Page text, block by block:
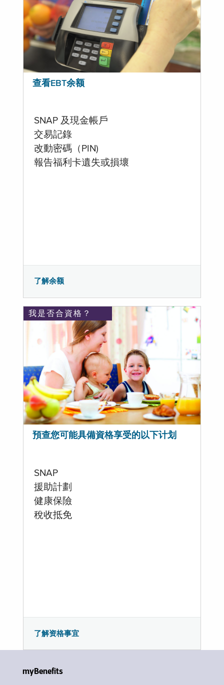
查看EBT余额
SNAP 及現金帳戶
交易記錄
改動密碼（PIN)
報告福利卡遺失或損壞
了解余额
我是否合資格？
預查您可能具備資格享受的以下计划
SNAP
援助計劃
健康保險
稅收抵免
了解资格事宜
myBenefits